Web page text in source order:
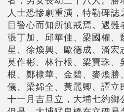
人士恐慘劇重演，特勒碑
目警心而知所慎戒焉。遇難
張丁加、邱華佳、梁國權、
星、徐煥興、歐德成、潘宏
莫作彬、林行根、梁寶珠、
根、鄭棣華、金碧、麥煥勝
儀、梁錦全、黃麗卿、譚立
十一月吉旦立，大埔七約鄉